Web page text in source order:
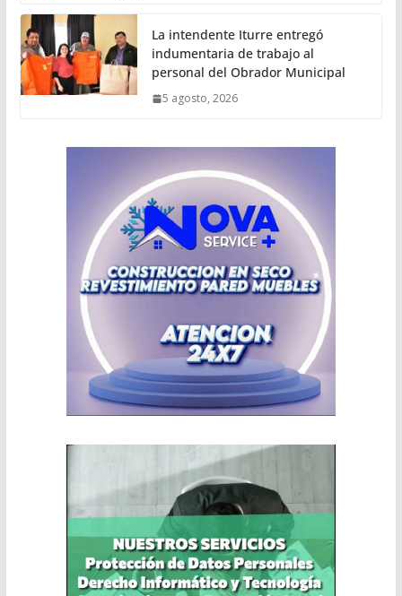
La intendente Iturre entregó
indumentaria de trabajo al
personal del Obrador Municipal
5 agosto, 2026